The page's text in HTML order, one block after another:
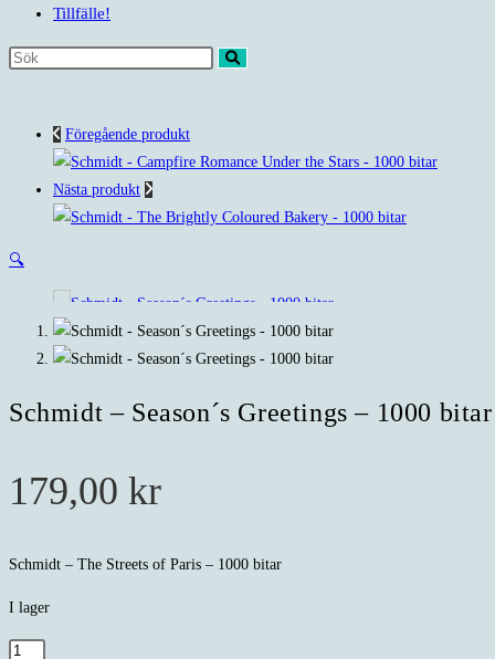
Tillfälle!
Sök
webbplatsFöregående produkt
Nästa produkt
🔍
Schmidt – Season´s Greetings – 1000 bitar
179,00 kr
Schmidt – The Streets of Paris – 1000 bitar
I lager
Schmidt